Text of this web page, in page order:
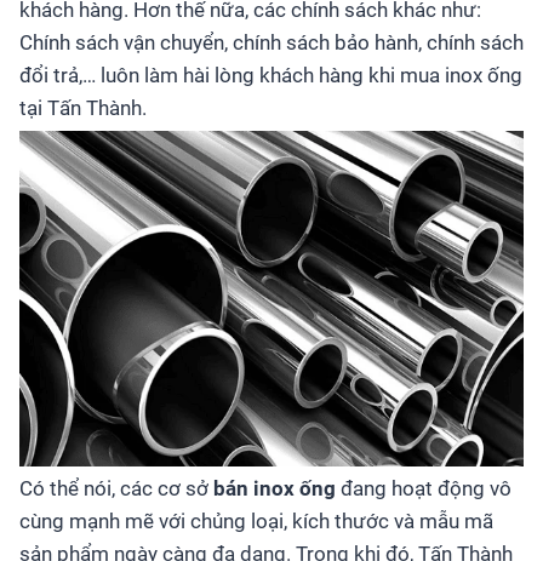
khách hàng. Hơn thế nữa, các chính sách khác như:
Chính sách vận chuyển, chính sách bảo hành, chính sách
đổi trả,… luôn làm hài lòng khách hàng khi mua inox ống
tại Tấn Thành.
Có thể nói, các cơ sở bán inox ống đang hoạt động vô
cùng mạnh mẽ với chủng loại, kích thước và mẫu mã
sản phẩm ngày càng đa dạng. Trong khi đó, Tấn Thành